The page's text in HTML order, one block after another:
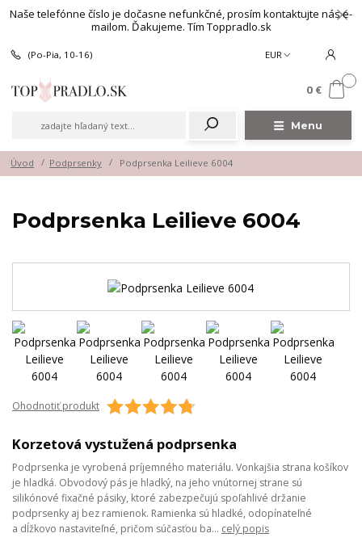
Naše telefónne číslo je dočasne nefunkčné, prosím kontaktujte nás e-
mailom. Ďakujeme. Tím Toppradlo.sk
Menu
EUR
(Po-Pia, 10-16)
0 €
Úvod Podprsenky Podprsenka Leilieve 6004
Podprsenka Leilieve 6004
Ohodnotiť produkt
Korzetová vystužená podprsenka
Podprsenka je vyrobená príjemného materiálu. Vonkajšia strana košíkov
je hladká. Obvodový pás je hladký, na jeho vnútornej strane sú
silikónové fixačné pásiky, ktoré zabezpečujú spoľahlivé držanie
podprsenky aj bez ramienok. Ramienka sú hladké, odopínateľné
a dĺžkovo nastaviteľné, pričom súčasťou ba... celý popis